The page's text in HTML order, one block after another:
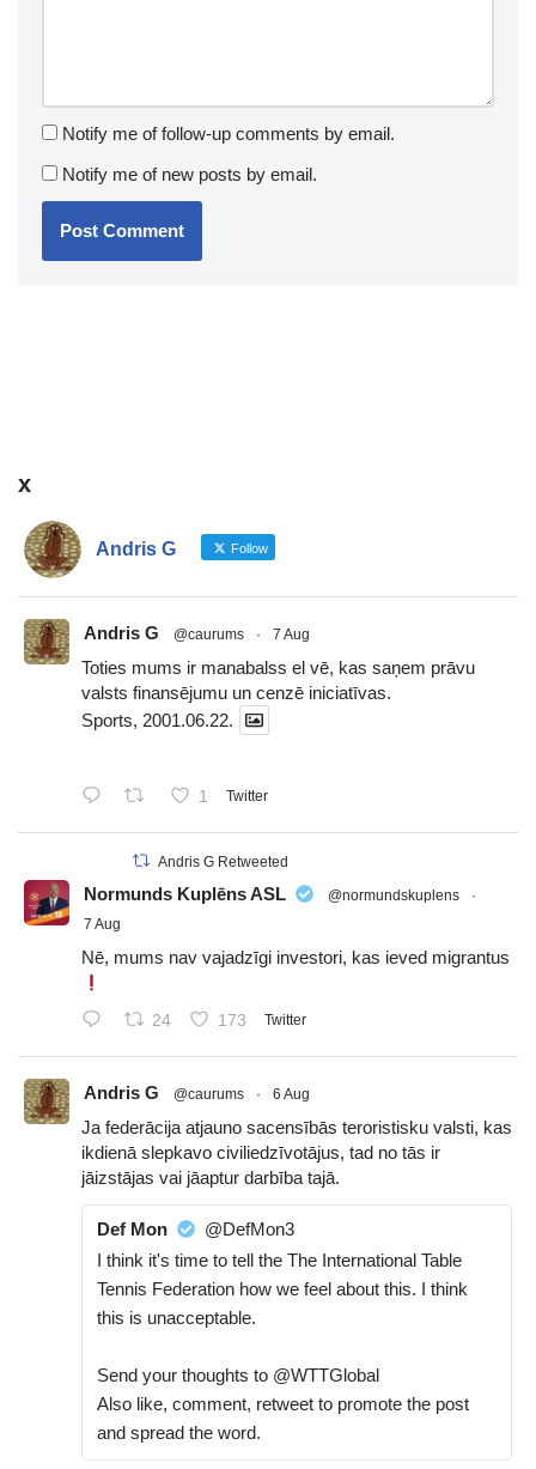
Notify me of follow-up comments by email.
Notify me of new posts by email.
x
Andris G Follow
Andris G @caurums · 7 Aug
Toties mums ir manabalss el vē, kas saņem prāvu
valsts finansējumu un cenzē iniciatīvas.
Sports, 2001.06.22.
1 Twitter
Andris G Retweeted
Normunds Kuplēns ASL @normundskuplens
·
7 Aug
Nē, mums nav vajadzīgi investori, kas ieved migrantus
24 173 Twitter
Andris G @caurums · 6 Aug
Ja federācija atjauno sacensībās teroristisku valsti, kas
ikdienā slepkavo civiliedzīvotājus, tad no tās ir
jāizstājas vai jāaptur darbība tajā.
Def Mon
@DefMon3
I think it's time to tell the The International Table
Tennis Federation how we feel about this. I think
this is unacceptable.
Send your thoughts to @WTTGlobal
Also like, comment, retweet to promote the post
and spread the word.